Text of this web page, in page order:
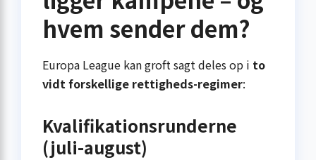
hvem sender dem?
Europa League kan groft sagt deles op i to
vidt forskellige rettigheds-regimer:
Kvalifikationsrunderne
(juli-august)